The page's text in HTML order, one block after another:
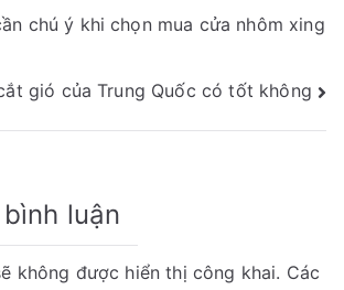
chú ý khi chọn mua cửa nhôm xing
gió của Trung Quốc có tốt không
luận
không được hiển thị công khai. Các